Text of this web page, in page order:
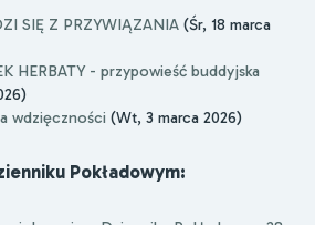
SIĘ Z PRZYWIĄZANIA (Śr, 18 marca
HERBATY - przypowieść buddyjska
wdzięczności (Wt, 3 marca 2026)
Pokładowym: